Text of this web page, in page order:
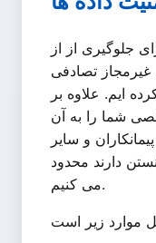
جلوگیری از از
تصادفی
ایم. علاوه بر
شما را به آن
و سایر
دارند محدود
می کنیم.